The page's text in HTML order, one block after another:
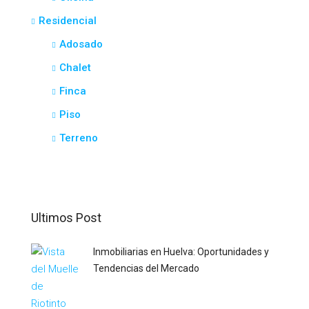
Residencial
Adosado
Chalet
Finca
Piso
Terreno
Ultimos Post
Inmobiliarias en Huelva: Oportunidades y
Tendencias del Mercado